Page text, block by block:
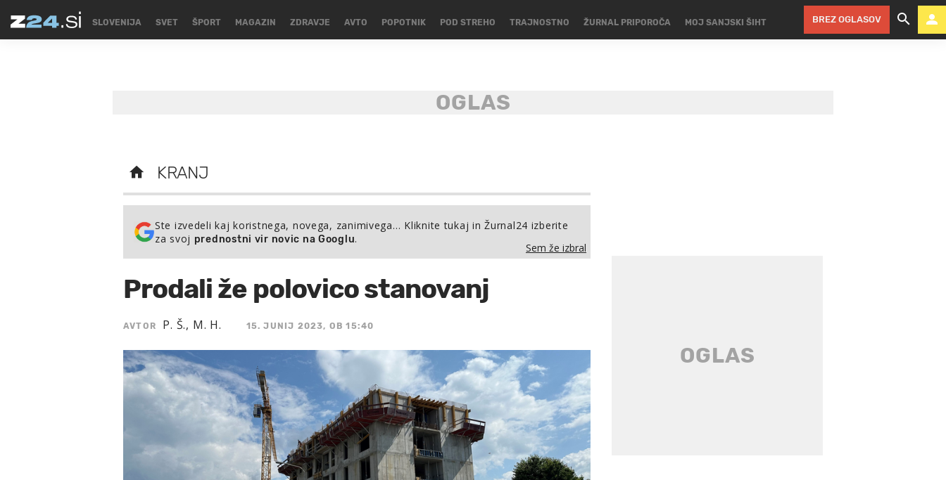
SLOVENIJA SVET ŠPORT MAGAZIN ZDRAVJE AVTO POPOTNIK POD STREHO TRAJNOSTNO ŽURNAL PRIPOROČA MOJ SANJSKI ŠIHT BREZ OGLASOV
KRANJ
Ste izvedeli kaj koristnega, novega, zanimivega… Kliknite tukaj in Žurnal24 izberite
za svoj prednostni vir novic na Googlu.
Sem že izbral
Prodali že polovico stanovanj
AVTOR P. Š., M. H. 15. JUNIJ 2023, OB 15:40